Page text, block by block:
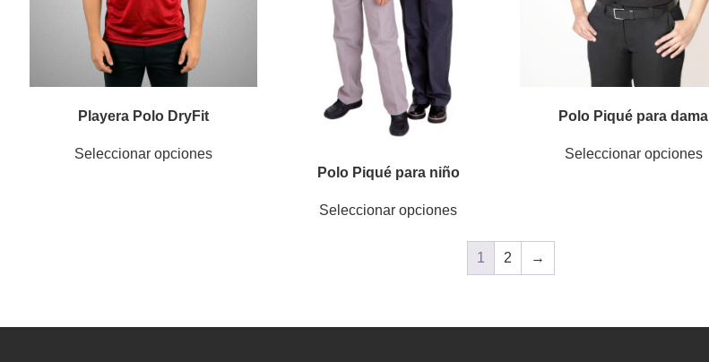
Playera Polo DryFit
Seleccionar opciones
Polo Piqué para niño
Seleccionar opciones
Polo Piqué para dama
Seleccionar opciones
1 2 →